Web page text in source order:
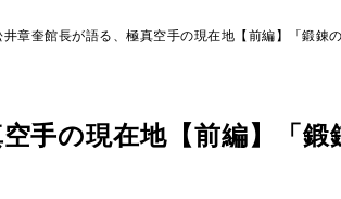
井章奎館長が語る、極真空手の現在地【前編】「鍛錬
手の現在地【前編】「